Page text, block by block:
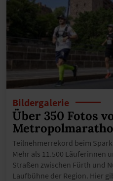
Bildergalerie
Über 350 Fotos
Teilnehmerrekord beim
Mehr als 11.500 Läuferinnen
Straßen zwischen Fürth und
Laufbühne der Region. Hier